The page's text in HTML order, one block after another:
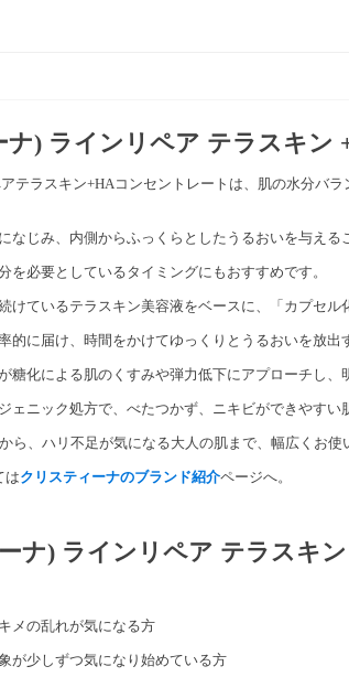
) ラインリペア テラスキン
テラスキン+HAコンセントレートは、肌の水分バ
なじみ、内側からふっくらとしたうるおいを与える
を必要としているタイミングにもおすすめです。
けているテラスキン美容液をベースに、「カプセル
的に届け、時間をかけてゆっくりとうるおいを放出
糖化による肌のくすみや弾力低下にアプローチし、
ェニック処方で、べたつかず、ニキビができやすい
ら、ハリ不足が気になる大人の肌まで、幅広くお使
はクリスティーナのブランド紹介ページへ。
ナ) ラインリペア テラスキ
メの乱れが気になる方
が少しずつ気になり始めている方